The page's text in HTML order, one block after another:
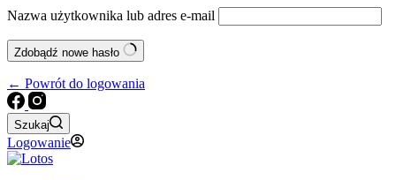
Nazwa użytkownika lub adres e-mail
Zdobądź nowe hasło
← Powrót do logowania
Szukaj
Logowanie